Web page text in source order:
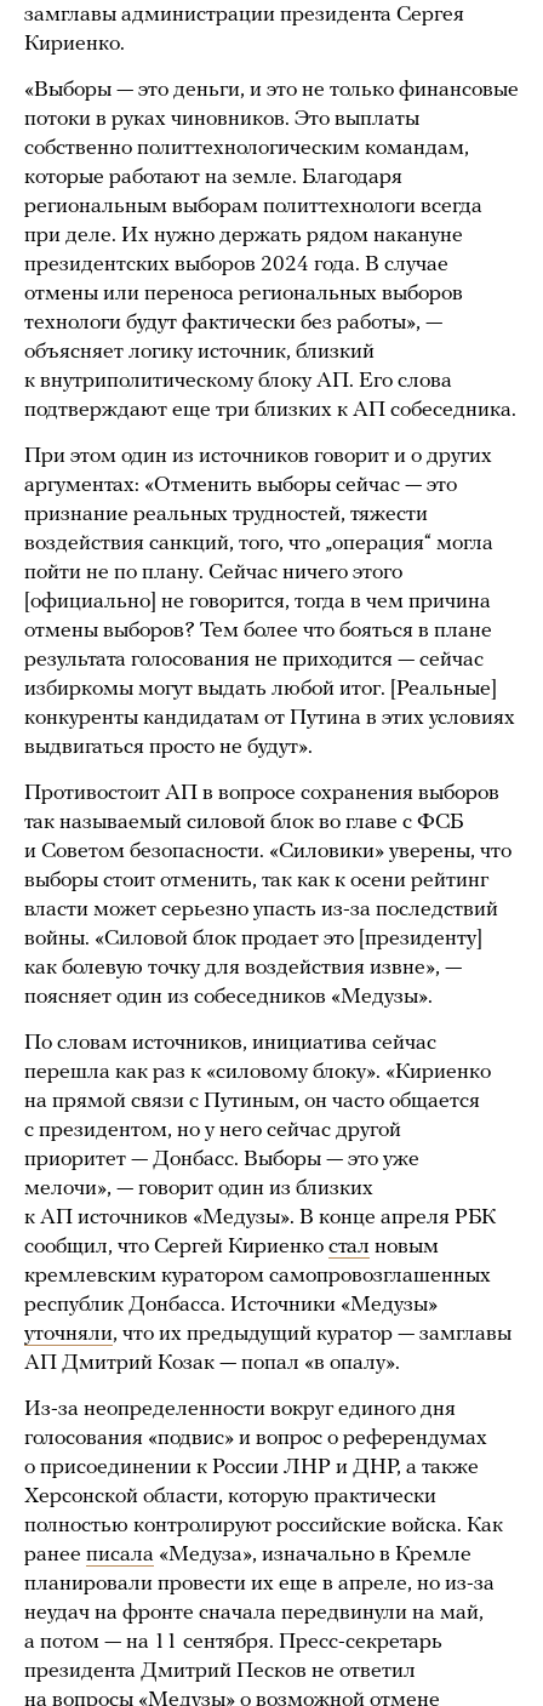
замглавы администрации президента Сергея
Кириенко.
«Выборы — это деньги, и это не только финансовые
потоки в руках чиновников. Это выплаты
собственно политтехнологическим командам,
которые работают на земле. Благодаря
региональным выборам политтехнологи всегда
при деле. Их нужно держать рядом накануне
президентских выборов 2024 года. В случае
отмены или переноса региональных выборов
технологи будут фактически без работы», —
объясняет логику источник, близкий
к внутриполитическому блоку АП. Его слова
подтверждают еще три близких к АП собеседника.
При этом один из источников говорит и о других
аргументах: «Отменить выборы сейчас — это
признание реальных трудностей, тяжести
воздействия санкций, того, что „операция“ могла
пойти не по плану. Сейчас ничего этого
[официально] не говорится, тогда в чем причина
отмены выборов? Тем более что бояться в плане
результата голосования не приходится — сейчас
избиркомы могут выдать любой итог. [Реальные]
конкуренты кандидатам от Путина в этих условиях
выдвигаться просто не будут».
Противостоит АП в вопросе сохранения выборов
так называемый силовой блок во главе с ФСБ
и Советом безопасности. «Силовики» уверены, что
выборы стоит отменить, так как к осени рейтинг
власти может серьезно упасть из-за последствий
войны. «Силовой блок продает это [президенту]
как болевую точку для воздействия извне», —
поясняет один из собеседников «Медузы».
По словам источников, инициатива сейчас
перешла как раз к «силовому блоку». «Кириенко
на прямой связи с Путиным, он часто общается
с президентом, но у него сейчас другой
приоритет — Донбасс. Выборы — это уже
мелочи», — говорит один из близких
к АП источников «Медузы». В конце апреля РБК
сообщил, что Сергей Кириенко стал новым
кремлевским куратором самопровозглашенных
республик Донбасса. Источники «Медузы»
уточняли, что их предыдущий куратор — замглавы
АП Дмитрий Козак — попал «в опалу».
Из-за неопределенности вокруг единого дня
голосования «подвис» и вопрос о референдумах
о присоединении к России ЛНР и ДНР, а также
Херсонской области, которую практически
полностью контролируют российские войска. Как
ранее писала «Медуза», изначально в Кремле
планировали провести их еще в апреле, но из-за
неудач на фронте сначала передвинули на май,
а потом — на 11 сентября. Пресс-секретарь
президента Дмитрий Песков не ответил
на вопросы «Медузы» о возможной отмене